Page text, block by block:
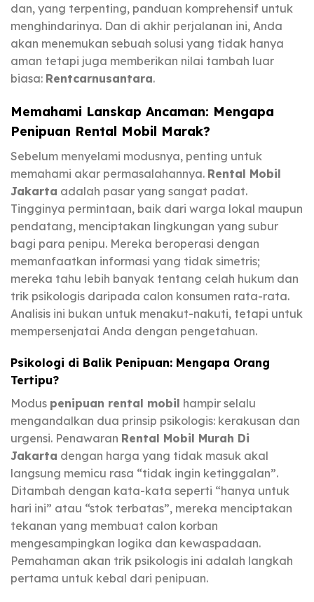
dan, yang terpenting, panduan komprehensif untuk
menghindarinya. Dan di akhir perjalanan ini, Anda
akan menemukan sebuah solusi yang tidak hanya
aman tetapi juga memberikan nilai tambah luar
biasa: Rentcarnusantara.
Memahami Lanskap Ancaman: Mengapa
Penipuan Rental Mobil Marak?
Sebelum menyelami modusnya, penting untuk
memahami akar permasalahannya. Rental Mobil
Jakarta adalah pasar yang sangat padat.
Tingginya permintaan, baik dari warga lokal maupun
pendatang, menciptakan lingkungan yang subur
bagi para penipu. Mereka beroperasi dengan
memanfaatkan informasi yang tidak simetris;
mereka tahu lebih banyak tentang celah hukum dan
trik psikologis daripada calon konsumen rata-rata.
Analisis ini bukan untuk menakut-nakuti, tetapi untuk
mempersenjatai Anda dengan pengetahuan.
Psikologi di Balik Penipuan: Mengapa Orang
Tertipu?
Modus penipuan rental mobil hampir selalu
mengandalkan dua prinsip psikologis: kerakusan dan
urgensi. Penawaran Rental Mobil Murah Di
Jakarta dengan harga yang tidak masuk akal
langsung memicu rasa “tidak ingin ketinggalan”.
Ditambah dengan kata-kata seperti “hanya untuk
hari ini” atau “stok terbatas”, mereka menciptakan
tekanan yang membuat calon korban
mengesampingkan logika dan kewaspadaan.
Pemahaman akan trik psikologis ini adalah langkah
pertama untuk kebal dari penipuan.